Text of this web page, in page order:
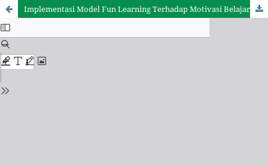
Implementasi Model Fun Learning Terhadap Motivasi Belajar Siswa Mata Pelajaran Fiqih Di Kelas X MA Abu Amr Kab. Pasuruan